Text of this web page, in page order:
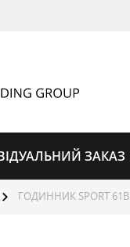
ЗАКАЗ
ГОДИННИК SPORT 61B